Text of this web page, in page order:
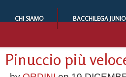
CHI SIAMO BACCHILEGA
Pinuccio più